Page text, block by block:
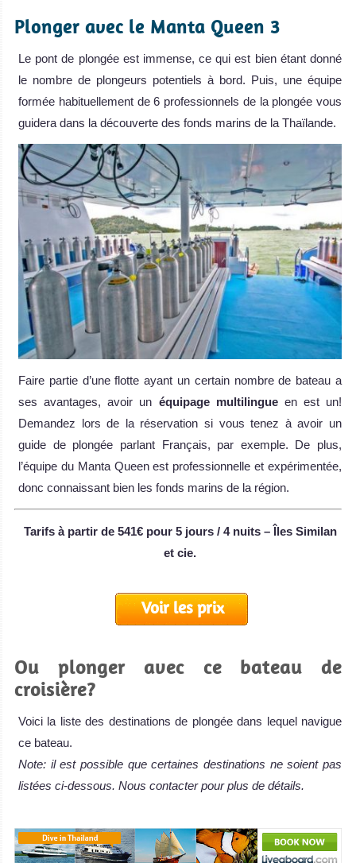
Plonger avec le Manta Queen 3
Le pont de plongée est immense, ce qui est bien étant donné
le nombre de plongeurs potentiels à bord. Puis, une équipe
formée habituellement de 6 professionnels de la plongée vous
guidera dans la découverte des fonds marins de la Thaïlande.
Faire partie d’une flotte ayant un certain nombre de bateau a
ses avantages, avoir un équipage multilingueen est un!
Demandez lors de la réservation si vous tenez à avoir un
guide de plongée parlant Français, par exemple. De plus,
l’équipe du Manta Queen est professionnelle et expérimentée,
donc connaissant bien les fonds marins de la région.
Tarifs à partir de 541€ pour 5 jours / 4 nuits – Îles Similan
et cie.
Voir les prix
Ou plonger avec ce bateau de
croisière?
Voici la liste des destinations de plongée dans lequel navigue
ce bateau.
Note: il est possible que certaines destinations ne soient pas
listées ci-dessous. Nous contacter pour plus de détails.